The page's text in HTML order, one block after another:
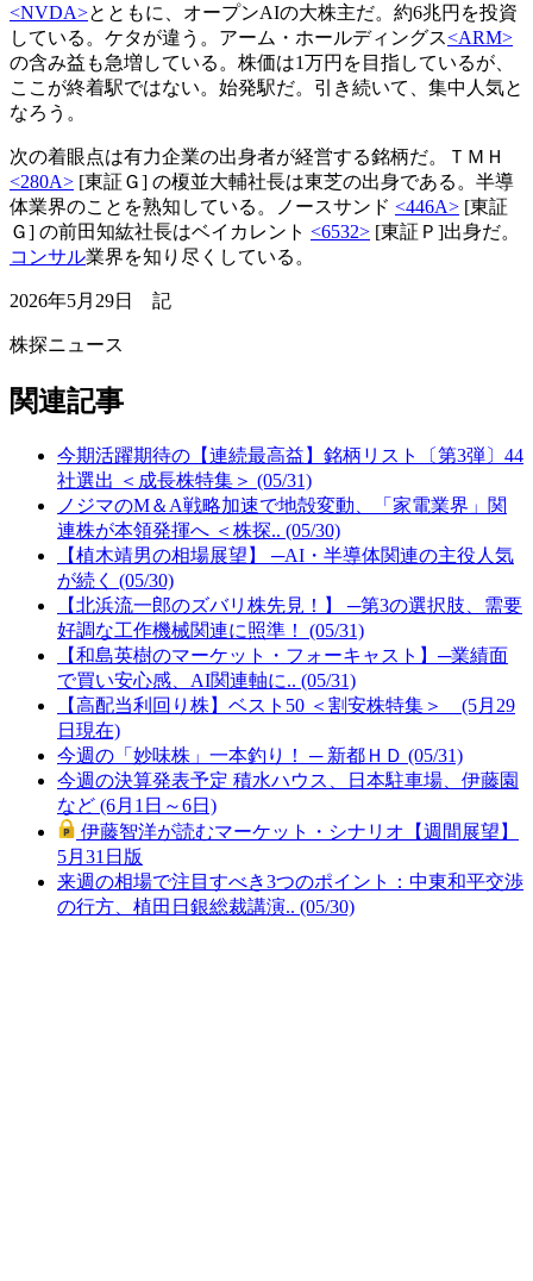
<NVDA>とともに、オープンAIの大株主だ。約6兆円を投資
している。ケタが違う。アーム・ホールディングス<ARM>
の含み益も急増している。株価は1万円を目指しているが、
ここが終着駅ではない。始発駅だ。引き続いて、集中人気と
なろう。
次の着眼点は有力企業の出身者が経営する銘柄だ。ＴＭＨ
<280A> [東証Ｇ] の榎並大輔社長は東芝の出身である。半導
体業界のことを熟知している。ノースサンド <446A> [東証
Ｇ] の前田知紘社長はベイカレント <6532> [東証Ｐ]出身だ。
コンサル業界を知り尽くしている。
2026年5月29日 記
株探ニュース
関連記事
今期活躍期待の【連続最高益】銘柄リスト〔第3弾〕44
社選出 ＜成長株特集＞ (05/31)
ノジマのM＆A戦略加速で地殻変動、「家電業界」関
連株が本領発揮へ ＜株探.. (05/30)
【植木靖男の相場展望】 ─AI・半導体関連の主役人気
が続く (05/30)
【北浜流一郎のズバリ株先見！】 ─第3の選択肢、需要
好調な工作機械関連に照準！ (05/31)
【和島英樹のマーケット・フォーキャスト】─業績面
で買い安心感、AI関連軸に.. (05/31)
【高配当利回り株】ベスト50 ＜割安株特集＞ (5月29
日現在)
今週の「妙味株」一本釣り！ ─ 新都ＨＤ (05/31)
今週の決算発表予定 積水ハウス、日本駐車場、伊藤園
など (6月1日～6日)
伊藤智洋が読むマーケット・シナリオ【週間展望】
5月31日版
来週の相場で注目すべき3つのポイント：中東和平交渉
の行方、植田日銀総裁講演.. (05/30)